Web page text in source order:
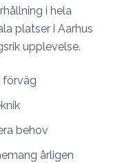
i hela
platser i Aarhus
upplevelse.
förväg
behov
årligen